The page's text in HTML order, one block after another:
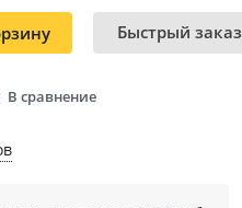
Быстрый заказ
В сравнение